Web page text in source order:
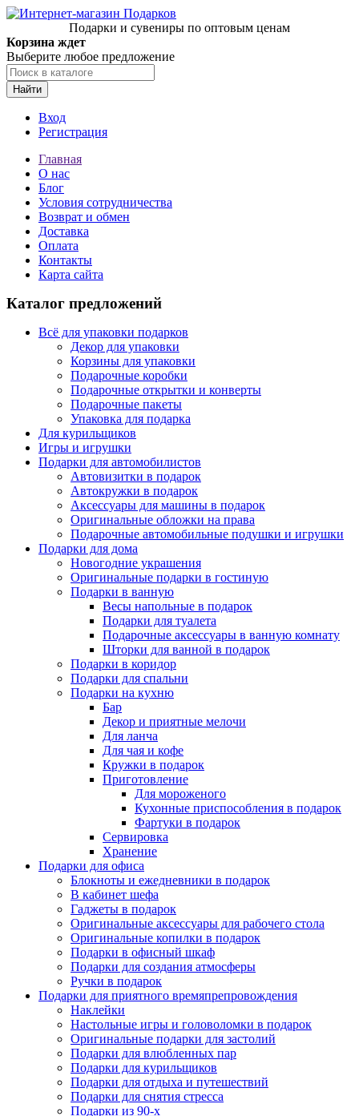
Подарки и сувениры по оптовым ценам
Корзина ждет
Выберите любое предложение
Найти
Вход
Регистрация
Главная
О нас
Блог
Условия сотрудничества
Возврат и обмен
Доставка
Оплата
Контакты
Карта сайта
Каталог предложений
Всё для упаковки подарков
Декор для упаковки
Корзины для упаковки
Подарочные коробки
Подарочные открытки и конверты
Подарочные пакеты
Упаковка для подарка
Для курильщиков
Игры и игрушки
Подарки для автомобилистов
Автовизитки в подарок
Автокружки в подарок
Аксессуары для машины в подарок
Оригинальные обложки на права
Подарочные автомобильные подушки и игрушки
Подарки для дома
Новогодние украшения
Оригинальные подарки в гостиную
Подарки в ванную
Весы напольные в подарок
Подарки для туалета
Подарочные аксессуары в ванную комнату
Шторки для ванной в подарок
Подарки в коридор
Подарки для спальни
Подарки на кухню
Бар
Декор и приятные мелочи
Для ланча
Для чая и кофе
Кружки в подарок
Приготовление
Для мороженого
Кухонные приспособления в подарок
Фартуки в подарок
Сервировка
Хранение
Подарки для офиса
Блокноты и ежедневники в подарок
В кабинет шефа
Гаджеты в подарок
Оригинальные аксессуары для рабочего стола
Оригинальные копилки в подарок
Подарки в офисный шкаф
Подарки для создания атмосферы
Ручки в подарок
Подарки для приятного времяпрепровождения
Наклейки
Настольные игры и головоломки в подарок
Оригинальные подарки для застолий
Подарки для влюбленных пар
Подарки для курильщиков
Подарки для отдыха и путешествий
Подарки для снятия стресса
Подарки из 90-х